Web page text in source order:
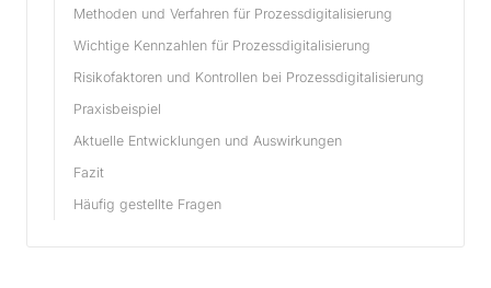
Methoden und Verfahren für Prozessdigitalisierung
Wichtige Kennzahlen für Prozessdigitalisierung
Risikofaktoren und Kontrollen bei Prozessdigitalisierung
Praxisbeispiel
Aktuelle Entwicklungen und Auswirkungen
Fazit
Häufig gestellte Fragen